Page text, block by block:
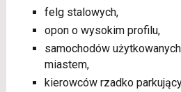
felg stalowych,
opon o wysokim profilu,
samochodów
miastem,
kierowców rzadko